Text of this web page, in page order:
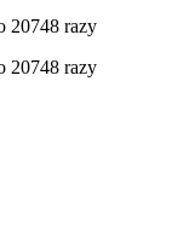
20748 razy
20748 razy